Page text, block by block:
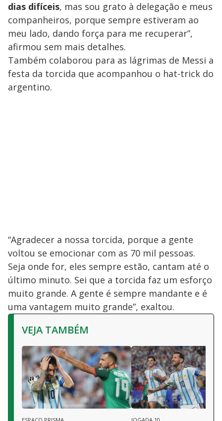
dias difíceis, mas sou grato à delegação e meus
companheiros, porque sempre estiveram ao
meu lado, dando força para me recuperar”,
afirmou sem mais detalhes.
Também colaborou para as lágrimas de Messi a
festa da torcida que acompanhou o hat-trick do
argentino.
“Agradecer a nossa torcida, porque a gente
voltou se emocionar com as 70 mil pessoas.
Seja onde for, eles sempre estão, cantam até o
último minuto. Sei que a torcida faz um esforço
muito grande. A gente é sempre mandante e é
uma vantagem muito grande”, exaltou.
VEJA TAMBÉM